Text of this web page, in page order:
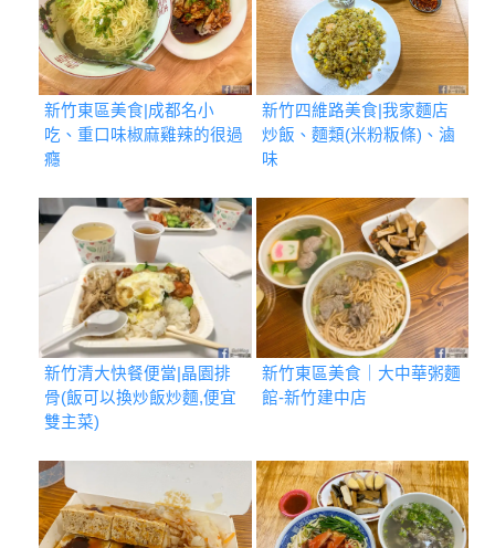
新竹東區美食|成都名小
吃、重口味椒麻雞辣的很過
癮
新竹四維路美食|我家麵店
炒飯、麵類(米粉粄條)、滷
味
新竹清大快餐便當|晶園排
骨(飯可以換炒飯炒麵,便宜
雙主菜)
新竹東區美食｜大中華粥麵
館-新竹建中店